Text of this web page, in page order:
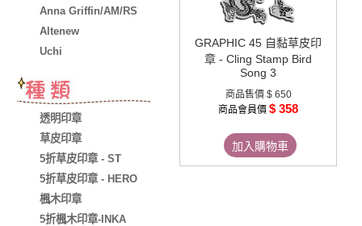
Anna Griffin/AM/RS
Altenew
Uchi
透明印章
草皮印章
5折草皮印章 - ST
5折草皮印章 - HERO
楓木印章
5折楓木印章-INKA
GRAPHIC 45 自黏草皮印
章 - Cling Stamp Bird
Song 3
商品售價 $ 650
商品會員價 $ 358
加入購物車